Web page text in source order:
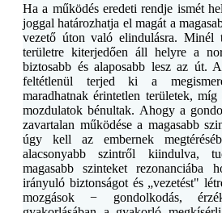
Ha a működés eredeti rendje ismét
joggal határozhatja el magát a
vezető úton való elindulásra. Minél
területre kiterjedően áll helyre a
biztosabb és alaposabb lesz az út.
feltétlenül terjed ki a
maradhatnak érintetlen területek,
mozdulatok bénultak. Ahogy a
zavartalan működése a magasabb
úgy kell az embernek
alacsonyabb szintről kiindulva,
magasabb szinteket rezonanciába
irányuló biztonságot és „vezetést"
mozgások − gondolkodás,